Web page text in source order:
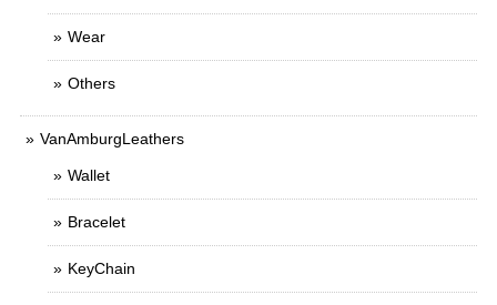
Wear
Others
VanAmburgLeathers
Wallet
Bracelet
KeyChain